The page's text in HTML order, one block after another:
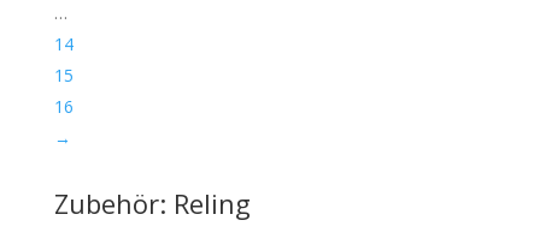
…
14
15
16
→
Zubehör: Reling